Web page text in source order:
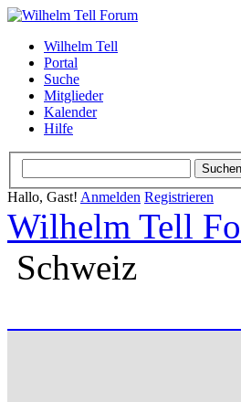
Wilhelm Tell
Portal
Suche
Mitglieder
Kalender
Hilfe
Hallo, Gast! Anmelden Registrieren
Wilhelm Tell
Schweiz